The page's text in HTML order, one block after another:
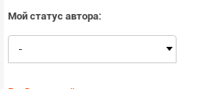
Мой статус автора:
-